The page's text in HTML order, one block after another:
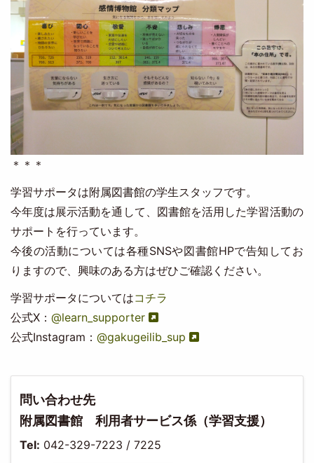
＊＊＊
学習サポータは附属図書館の学生スタッフです。
今年度は展示活動を通して、図書館を活用した学習活動の
サポートを行っています。
今後の活動については各種SNSや図書館HPで告知してお
りますので、興味のある方はぜひご確認ください。
学習サポータについてはコチラ
公式X： @learn_supporter
公式Instagram： @gakugeilib_sup
問い合わせ先
附属図書館 利用者サービス係（学習支援）
Tel: 042-329-7223 / 7225